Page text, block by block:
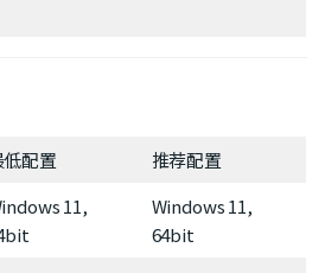
低配置
推荐配置
11,
Windows 11,
64bit